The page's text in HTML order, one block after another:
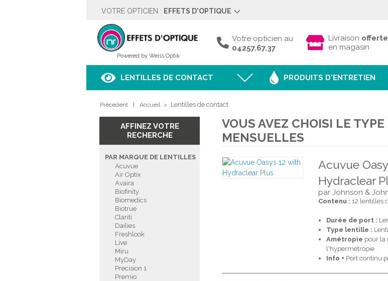
VOTRE OPTICIEN : EFFETS D'OPTIQUE
Rue des Moulins 5
04257.67.37
Voir sur le plan
HORAIRES
Lundi
Fermé
Mercredi
9h00 à 18h00
9h00 à 18h00
Vendredi
9h00 à 18h00
Dimanche
PRENDRE RENDEZ-VOUS
Déjà client ?
Powered by Weiss Optik
Votre opticien au
04257.67.37
Livraison offerte
en magasin
LENTILLES DE CONTACT PRODUITS D'ENTRETIEN
Précédent Accueil > Lentilles de contact
AFFINEZ VOTRE
RECHERCHE
PAR MARQUE DE LENTILLES
Acuvue
Air Optix
Avaira
Biofinity
Biomedics
Biotrue
Clariti
Dailies
Freshlook
Live
Miru
MyDay
Precision 1
Premio
VOUS AVEZ CHOISI LE
MENSUELLES
Acuvue
Hydraclear
par Johnson &
Contenu : 12 lentilles
Durée de port :
Type lentille :
Amétropie pour la
l'hypermétropie
Info + Port continu